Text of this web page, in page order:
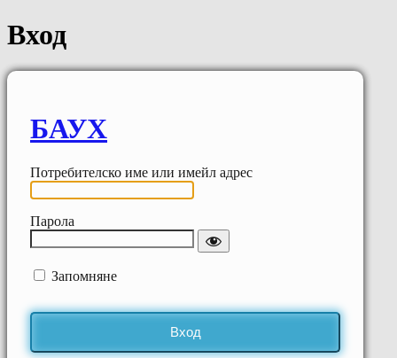
Вход
БАУХ
Потребителско име или имейл адрес
Парола
Запомняне